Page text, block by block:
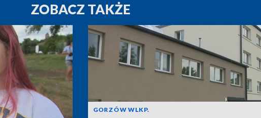
ZOBACZ TAKŻE
GORZÓW WLKP.